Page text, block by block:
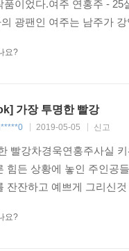
품이었다.여주 연홍주 -
광팬인 여주는 남주가
요?
가장 투명한 빨강
2019-05-05 신고
빨강차경욱연홍주사실
힘든 상황에 놓인 주인공
잔잔하고 예쁘게 그리신
요?